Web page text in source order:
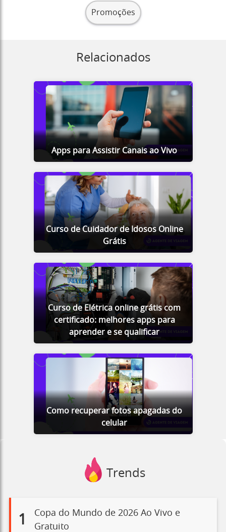
Promoções
Relacionados
Apps para Assistir Canais ao Vivo
Curso de Cuidador de Idosos Online
Grátis
Curso de Elétrica online grátis com
certificado: melhores apps para
aprender e se qualificar
Como recuperar fotos apagadas do
celular
Trends
1
Copa do Mundo de 2026 Ao Vivo e
Gratuito